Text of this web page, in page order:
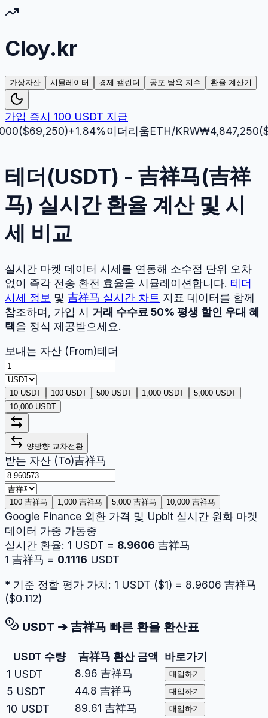
Cloy.kr
가상자산 시뮬레이터 경제 캘린더 공포 탐욕 지수 환율 계산기
가입 즉시 100 USDT 지급
69,250)+1.84%이더리움ETH/KRW₩4,847,250($
테더(USDT) - 吉祥马(吉祥
马) 실시간 환율 계산 및 시
세 비교
실시간 마켓 데이터 시세를 연동해 소수점 단위 오차
없이 즉각 전송 환전 효율을 시뮬레이션합니다. 테더
시세 정보 및 吉祥马 실시간 차트 지표 데이터를 함께
참조하며, 가입 시 거래 수수료 50% 평생 할인 우대 혜
택을 정식 제공받으세요.
보내는 자산 (From)테더
10 USDT 100 USDT 500 USDT 1,000 USDT
5,000 USDT
10,000 USDT
양방향 교차전환
받는 자산 (To)吉祥马
100 吉祥马 1,000 吉祥马 5,000 吉祥马 10,000 吉祥马
Google Finance 외환 가격 및 Upbit 실시간 원화 마켓
데이터 가중 가동중
실시간 환율: 1 USDT = 8.9606 吉祥马
1 吉祥马 = 0.1116 USDT
* 기준 정합 평가 가치: 1 USDT ($1) = 8.9606 吉祥马
($0.112)
USDT ➔ 吉祥马 빠른 환율 환산표
USDT 수량 吉祥马 환산 금액
바로가기
1 USDT 8.96 吉祥马 대입하기
5 USDT 44.8 吉祥马 대입하기
10 USDT 89.61 吉祥马 대입하기